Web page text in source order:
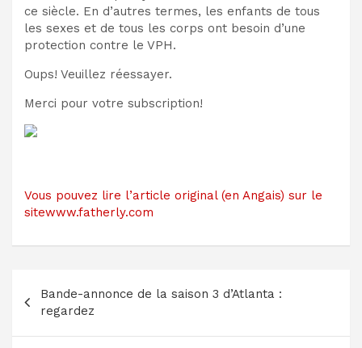
ce siècle. En d’autres termes, les enfants de tous
les sexes et de tous les corps ont besoin d’une
protection contre le VPH.
Oups! Veuillez réessayer.
Merci pour votre subscription!
Vous pouvez lire l’article original (en Angais) sur le
sitewww.fatherly.com
de
l’article
Bande-annonce de la saison 3 d’Atlanta :
regardez